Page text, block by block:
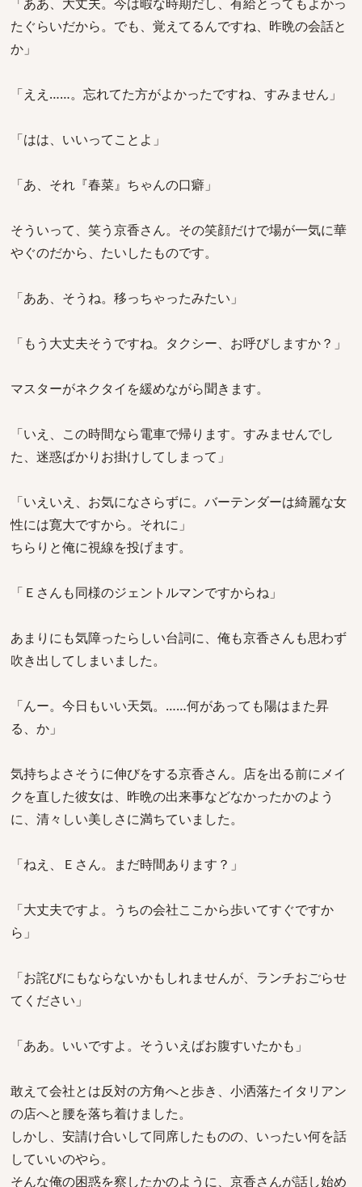
たぐらいだから。でも、覚えてるんですね、昨晩の会話と
か」
「ええ……。忘れてた方がよかったですね、すみません」
「はは、いいってことよ」
「あ、それ『春菜』ちゃんの口癖」
そういって、笑う京香さん。その笑顔だけで場が一気に華
やぐのだから、たいしたものです。
「ああ、そうね。移っちゃったみたい」
「もう大丈夫そうですね。タクシー、お呼びしますか？」
マスターがネクタイを緩めながら聞きます。
「いえ、この時間なら電車で帰ります。すみませんでし
た、迷惑ばかりお掛けしてしまって」
「いえいえ、お気になさらずに。バーテンダーは綺麗な女
性には寛大ですから。それに」
ちらりと俺に視線を投げます。
「Ｅさんも同様のジェントルマンですからね」
あまりにも気障ったらしい台詞に、俺も京香さんも思わず
吹き出してしまいました。
「んー。今日もいい天気。……何があっても陽はまた昇
る、か」
気持ちよさそうに伸びをする京香さん。店を出る前にメイ
クを直した彼女は、昨晩の出来事などなかったかのよう
に、清々しい美しさに満ちていました。
「ねえ、Ｅさん。まだ時間あります？」
「大丈夫ですよ。うちの会社ここから歩いてすぐですか
ら」
「お詫びにもならないかもしれませんが、ランチおごらせ
てください」
「ああ。いいですよ。そういえばお腹すいたかも」
敢えて会社とは反対の方角へと歩き、小洒落たイタリアン
の店へと腰を落ち着けました。
しかし、安請け合いして同席したものの、いったい何を話
していいのやら。
そんな俺の困惑を察したかのように、京香さんが話し始め